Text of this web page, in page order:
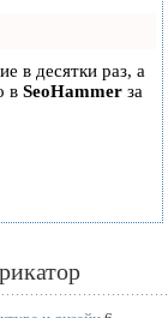
в десятки раз, а
в SeoHammer за